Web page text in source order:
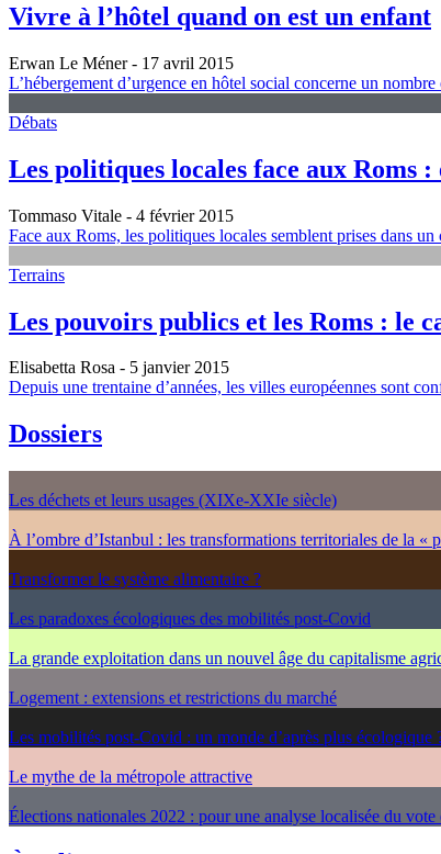
Vivre à l’hôtel quand on est un enfant
Erwan Le Méner- 17 avril 2015
L’hébergement d’urgence en hôtel social concerne un
Débats
Les politiques locales face aux Roms
Tommaso Vitale - 4 février 2015
Face aux Roms, les politiques locales semblent prises dans
Terrains
Les pouvoirs publics et les Roms : le
Elisabetta Rosa - 5 janvier 2015
Depuis une trentaine d’années, les villes européennes sont
Dossiers
Les déchets et leurs usages (XIXe-XXIe siècle)
À l’ombre d’Istanbul : les transformations territoriales de la «
Transformer le système alimentaire ?
Les paradoxes écologiques des mobilités post-Covid
La grande exploitation dans un nouvel âge du capitalisme
Logement : extensions et restrictions du marché
Les mobilités post-Covid : un monde d’après plus écologique
Le mythe de la métropole attractive
Élections nationales 2022 : pour une analyse localisée du vote